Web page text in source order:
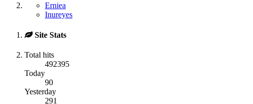
Erniea
Inureyes
Site Stats
Total hits
492395
Today
90
Yesterday
291